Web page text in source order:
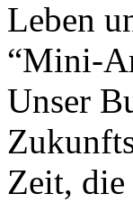
Leben
“Mini-
Unser
Zeit, die